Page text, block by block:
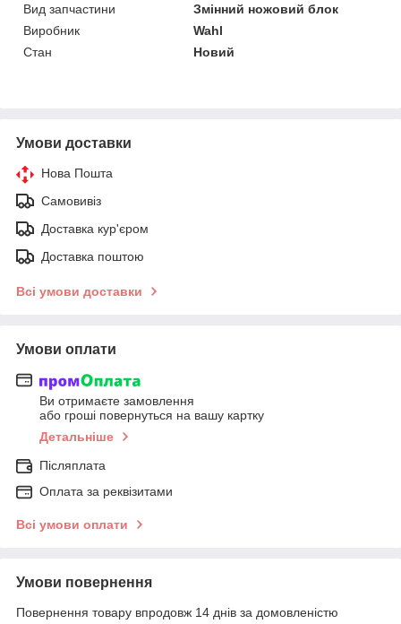
Вид запчастини
Змінний ножовий блок
Виробник
Wahl
Стан
Новий
Умови доставки
Нова Пошта
Самовивіз
Доставка кур'єром
Доставка поштою
Всі умови доставки
Умови оплати
Ви отримаєте замовлення
або гроші повернуться на вашу картку
Детальніше
Післяплата
Оплата за реквізитами
Всі умови оплати
Умови повернення
Повернення товару впродовж 14 днів за домовленістю